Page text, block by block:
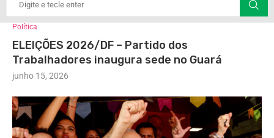
Política
ELEIÇÕES 2026/DF – Partido dos
Trabalhadores inaugura sede no Guará
junho 15, 2026